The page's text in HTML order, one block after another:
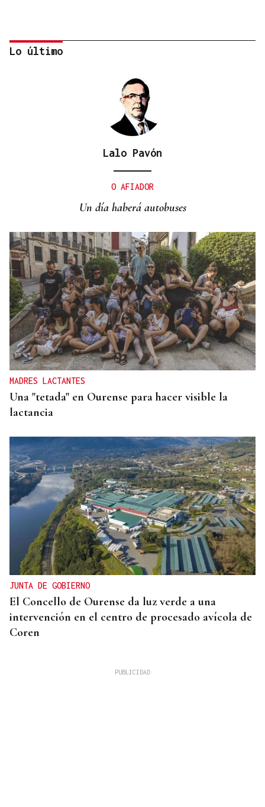
La D.O. Monterrei luce 45 vinos en Santander
Lo último
Lalo Pavón
O AFIADOR
Un día haberá autobuses
MADRES LACTANTES
Una "tetada" en Ourense para hacer visible la
lactancia
JUNTA DE GOBIERNO
El Concello de Ourense da luz verde a una
intervención en el centro de procesado avícola de
Coren